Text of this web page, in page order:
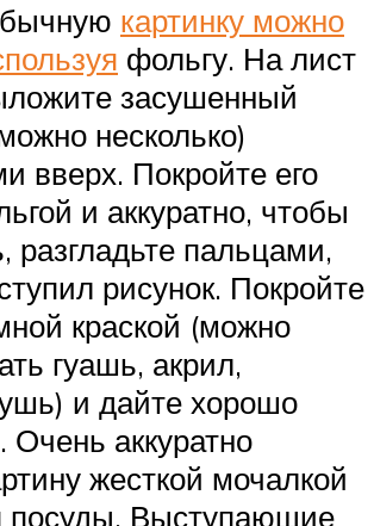
картинку можно
фольгу. На лист
засушенный
несколько)
вверх. Покройте его
и аккуратно, чтобы
разгладьте пальцами,
рисунок. Покройте
краской (можно
гуашь, акрил,
и дайте хорошо
Очень аккуратно
жесткой мочалкой
посуды. Выступающие